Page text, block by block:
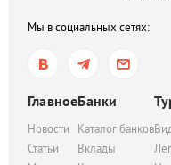
Мы в социальных сетях:
Главное
Новости
Статьи
Банки
Каталог банков
Вклады